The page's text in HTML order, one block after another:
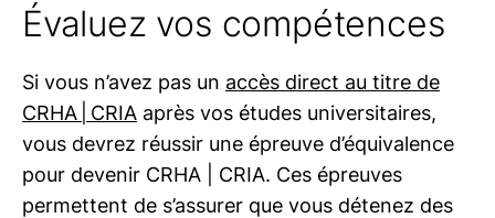
Évaluez vos compétences
Si vous n’avez pas un accès direct au titre de
CRHA | CRIA après vos études universitaires,
vous devrez réussir une épreuve d’équivalence
pour devenir CRHA | CRIA. Ces épreuves
permettent de s’assurer que vous détenez des